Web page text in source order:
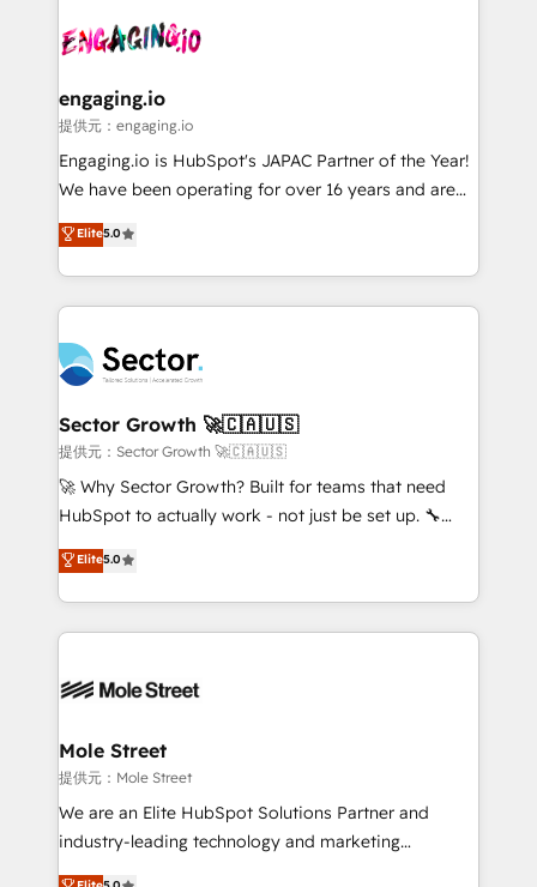
advanced optimization & adoption 📍 São Paulo, BR
• Des Moines, IA • New York, NY
operacional de receita conectando equipes
Também somos distribuidores oficiais da HubSpot
e de mais de 150 softwares globais permitindo
contratar e pagar a HubSpot em reais com nota
fiscal no Brasil e gerar economia de até 50% na
Oferecemos ainda agentes de IA especializados em
HubSpot que automatizam tarefas executam rotinas
empresas em 13 países utilizam a Nexforce. Somos
a maior parceira da HubSpot na América Latina e
líder no ranking global de sucesso do cliente da
HubSpot.
engaging.io
提供元：engaging.io
Engaging.io is HubSpot's JAPAC Partner of the Year!
We have been operating for over 16 years and are
one of HubSpot's most experienced and technically
capable Agency Partners globally. We specialise in
complex CRM migrations, implementations,
integrations, custom CMS portal development,
businesses. Our teams are based in North America
and APAC. We are HubSpot's top-ranked Advanced
Implementation Certified Partner and we contribute
to their advisory council. We strive to do 'good work
with good people' and have worked with incredible
brands. You can see some of them on our website,
Elite5.0
Sector Growth 🚀🇨🇦🇺🇸
提供元：Sector Growth 🚀🇨🇦🇺🇸
🚀 Why Sector Growth? Built for teams that need
HubSpot to actually work - not just be set up. 🔧
HubSpot Experts: Onboarding, migrations,
automation, and training built for adoption. ⚡ Highly
Technical Execution: ERP, EMR and Custom
Integrations; complex builds delivered in weeks, not
workflows; automation agents; process optimization
Healthcare: HIPAA implementations; secure data
workflows 💼 Financial Services: compliant
workflows; audit-ready reporting ⚖️ Legal: client
intake; pipeline and document workflows 🛒 E-
Elite5.0
Mole Street
提供元：Mole Street
We are an Elite HubSpot Solutions Partner and
industry-leading technology and marketing
consultancy. Our focus is on enterprise and mid-